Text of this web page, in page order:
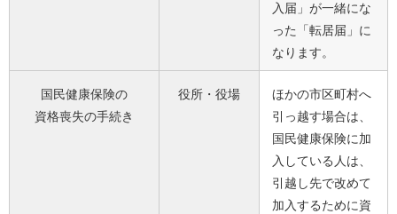
入届」が一緒にな
った「転居届」に
なります。
国民健康保険の
資格喪失の手続き
役所・役場
ほかの市区町村へ
引っ越す場合は、
国民健康保険に加
入している人は、
引越し先で改めて
加入するために資